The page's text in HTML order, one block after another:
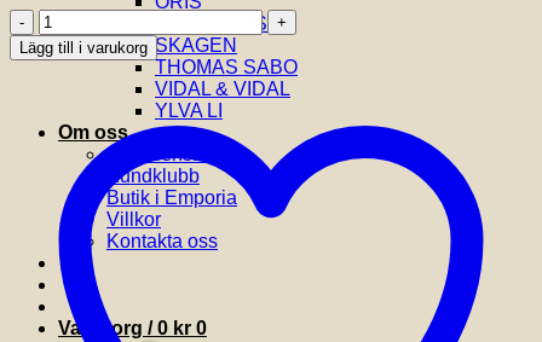
SIF JAKOBS
SKAGEN
THOMAS SABO
VIDAL & VIDAL
YLVA LI
Om oss
Om Glensia
Kundklubb
Butik i Emporia
Villkor
Kontakta oss
Varukorg /0 kr 0
SIF
JAKOBS
-
PICCOLO
EARRINGS
mängd
Lägg till i varukorg